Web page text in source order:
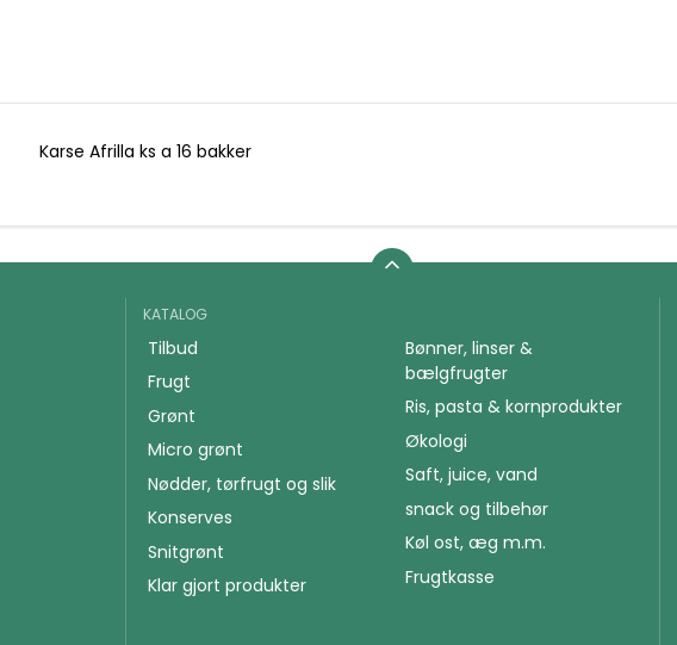
Karse Afrilla ks a 16 bakker
KATALOG
Tilbud
Frugt
Grønt
Micro grønt
Nødder, tørfrugt og slik
Konserves
Snitgrønt
Klar gjort produkter
Bønner, linser &
bælgfrugter
Ris, pasta & kornprodukter
Økologi
Saft, juice, vand
snack og tilbehør
Køl ost, æg m.m.
Frugtkasse